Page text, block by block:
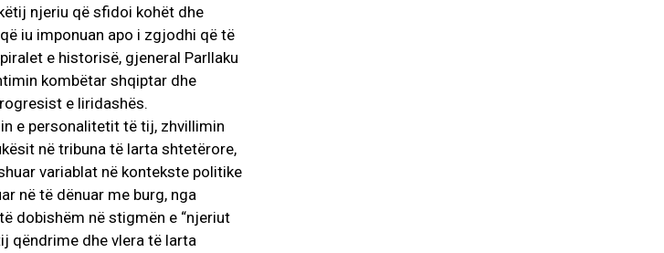
njeriu që sfidoi kohët dhe
iu imponuan apo i zgjodhi që të
e historisë, gjeneral Parllaku
kombëtar shqiptar dhe
e liridashës.
e personalitetit të tij, zhvillimin
në tribuna të larta shtetërore,
variablat në kontekste politike
në të dënuar me burg, nga
dobishëm në stigmën e “njeriut
qëndrime dhe vlera të larta